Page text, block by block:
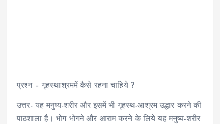
प्रश्न – गृहस्थाश्रममें कैसे रहना चाहिये ?
उत्तर- यह मनुष्य-शरीर और इसमें भी गृहस्थ-आश्रम उद्धार करने की
पाठशाला है। भोग भोगने और आराम करने के लिये यह मनुष्य-शरीर